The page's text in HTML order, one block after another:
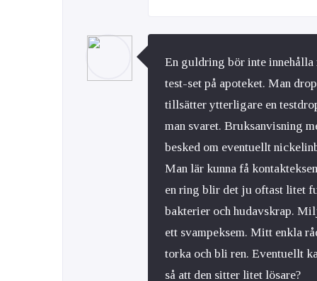
En guldring bör inte
test-set på apoteket. Man
tillsätter ytterligare en
man svaret. Bruksanvisning
besked om eventuellt
Man lär kunna få
en ring blir det ju oftast litet
bakterier och hudavskrap.
ett svampeksem. Mitt enkla
torka och bli ren. Eventuellt
så att den sitter litet lösare?